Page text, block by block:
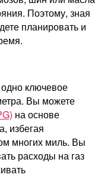
Поэтому, зная
планировать и
ключевое
Вы можете
на основе
избегая
многих миль. Вы
расходы на газ